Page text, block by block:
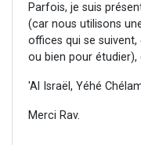
Parfois, je suis
(car nous utilisons
offices qui se
ou bien pour étudier),
'Al Israël, Yéhé
Merci Rav.